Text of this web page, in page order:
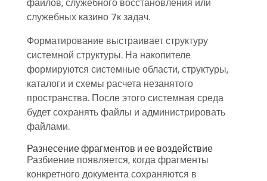
файлов, служебного восстановления или
служебных казино 7к задач.
Форматирование выстраивает структуру
системной структуры. На накопителе
формируются системные области, структуры,
каталоги и схемы расчета незанятого
пространства. После этого системная среда
будет сохранять файлы и администрировать
файлами.
Разнесение фрагментов и ее воздействие
Разбиение появляется, когда фрагменты
конкретного документа сохраняются в